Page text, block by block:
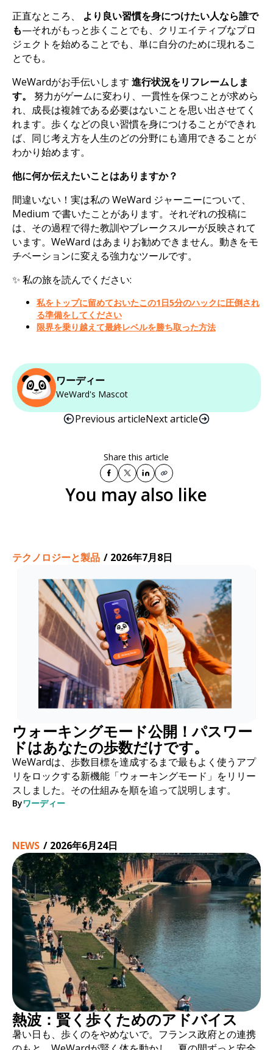
正直なところ、
より良い習慣を身につけたい人なら誰で
も—それがもっと歩くことでも、クリエイティブなプロ
ジェクトを始めることでも、単に自分のために現れるこ
とでも。
WeWardがお手伝いします 進行状況をリフレームしま
す。 努力がゲームに変わり、一貫性を保つことが求めら
れ、成長は複雑である必要はないことを思い出させてく
れます。歩くなどの良い習慣を身につけることができれ
ば、同じ考え方を人生のどの分野にも適用できることが
わかり始めます。
他に何か伝えたいことはありますか？
間違いない！実は私の WeWard ジャーニーについて、
Medium で書いたことがあります。それぞれの投稿に
は、その過程で得た教訓やブレークスルーが反映されて
います。WeWard はあまりお勧めできません。動きをモ
チベーションに変える強力なツールです。
✨ 私の旅を読んでください:
私をトップに留めておいたこの1日5分のハックに圧倒され
る準備をしてください
限界を乗り越えて最終レベルを勝ち取った方法
ワーディー
WeWard's Mascot
Previous articleNext article
Share this article
You may also like
テクノロジーと製品 / 2026年7月8日
ウォーキングモード公開！パスワー
ドはあなたの歩数だけです。
WeWardは、歩数目標を達成するまで最もよく使うアプ
リをロックする新機能「ウォーキングモード」をリリー
スしました。その仕組みを順を追って説明します。
Byワーディー
NEWS / 2026年6月24日
熱波：賢く歩くためのアドバイス
暑い日も、歩くのをやめないで。フランス政府との連携